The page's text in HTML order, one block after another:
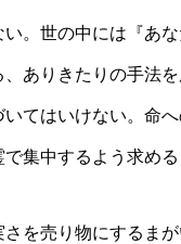
。世の中には『あ
ありきたりの手法
てはいけない。命
集中するよう求める
を売り物にするま